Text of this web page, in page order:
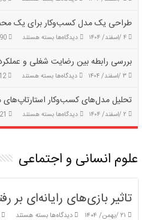
تاثیر
برندسازی
بر
مشتری
طراحی یک مدل کسب‌وکار برای یک
۴ /اسفند/ ۱۴۰۴ دیدگاه‌هابرای
یک
کسب‌وکار
یک
یا
خدمات
بسته هستند
بررسی رابطه بین رضایت شغلی و
۳ /اسفند/ ۱۴۰۴ دیدگاه‌هابرای
رابطه
بین
رضایت
شغلی
سازمانی
بسته هستند
تحلیل مدل‌های کسب‌وکار استارتاپ‌های
۲ /اسفند/ ۱۴۰۴ دیدگاه‌هابرای
تحلیل
استارتاپ‌های
موفق
بسته هستند
علوم انسانی و اجتماعی
تاثیر بازی‌های رایانه‌ای بر
۲۱ /بهمن/ ۱۴۰۴ دیدگاه‌هابرای
بسته هستند